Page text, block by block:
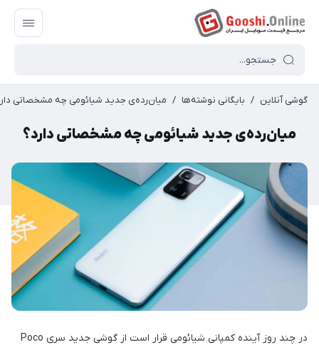
گوشی آنلاین / بایگانی نوشته‌ها / میان‌رده‌ی جدید شیائومی چه مشخصاتی
میان‌رده‌ی جدید شیائومی چه مشخصاتی دارد؟
در چند روز آینده کمپانی شیائومی قرار است از گوشی جدید سری Poco